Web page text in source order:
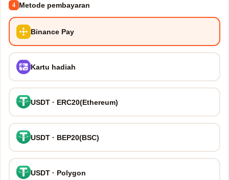
4 Metode pembayaran
Binance Pay
Kartu hadiah
USDT · ERC20(Ethereum)
USDT · BEP20(BSC)
USDT · Polygon